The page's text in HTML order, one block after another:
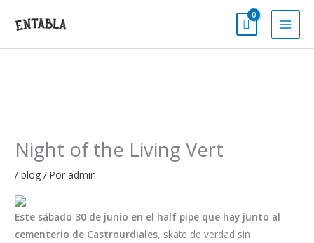
Night of the Living Vert
/blog / Por admin
Este sábado 30 de junio en el half pipe que hay junto al
cementerio de Castrourdiales, skate de verdad sin